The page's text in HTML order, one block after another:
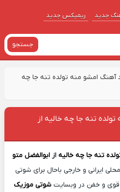
جدید ریمیکس جدید
جستجو
آهنگ امشو منه تولده تنه جا چه
تنه جا چه خالیه از
تنه جا چه خالیه از ابوالفضل متو
ایرانی و خارجی باحال برای شوتی
و خفن در وبسایتشوتی موزیک